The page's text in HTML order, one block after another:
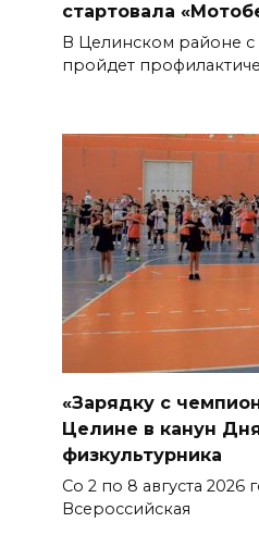
стартовала
В Целинском районе с
пройдет
«Зарядку с
Целине в канун
физкультурника
Со 2 по 8 августа 2026
Всероссийская